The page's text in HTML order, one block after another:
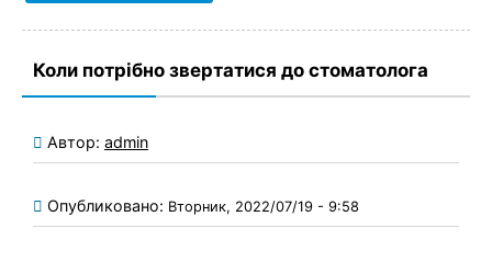
Коли потрібно звертатися до стоматолога
Автор: admin
Опубликовано: Вторник, 2022/07/19 - 9:58